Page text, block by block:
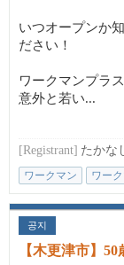
いつオープンか
ださい！
ワークマンプラ
意外と若い...
[Registrant] たかな
ワークマン ワー
공지
【木更津市】